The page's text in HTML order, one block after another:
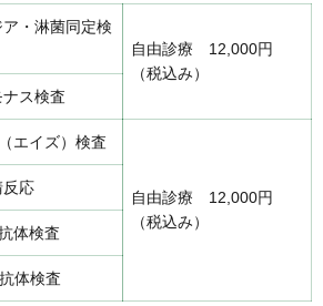
・淋菌同定検
自由診療 12,000円
（税込み）
ナス検査
エイズ）検査
自由診療 12,000円
（税込み）
反応
体検査
体検査